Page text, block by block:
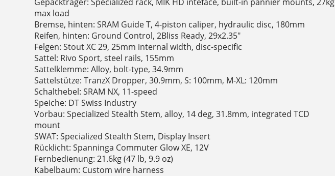
max load
Bremse, hinten: SRAM Guide T, 4-piston caliper, hydraulic disc, 180mm
Reifen, hinten: Ground Control, 2Bliss Ready, 29x2.35"
Felgen: Stout XC 29, 25mm internal width, disc-specific
Sattel: Rivo Sport, steel rails, 155mm
Sattelklemme: Alloy, bolt-type, 34.9mm
Sattelstütze: TranzX Dropper, 30.9mm, S: 100mm, M-XL: 120mm
Schalthebel: SRAM NX, 11-speed
Speiche: DT Swiss Industry
Vorbau: Specialized Stealth Stem, alloy, 14 deg, 31.8mm, integrated TCD
mount
SWAT: Specialized Stealth Stem, Display Insert
Rücklicht: Spanninga Commuter Glow XE, 12V
Fernbedienung: 21.6kg (47 lb, 9.9 oz)
Kabelbaum: Custom wire harness